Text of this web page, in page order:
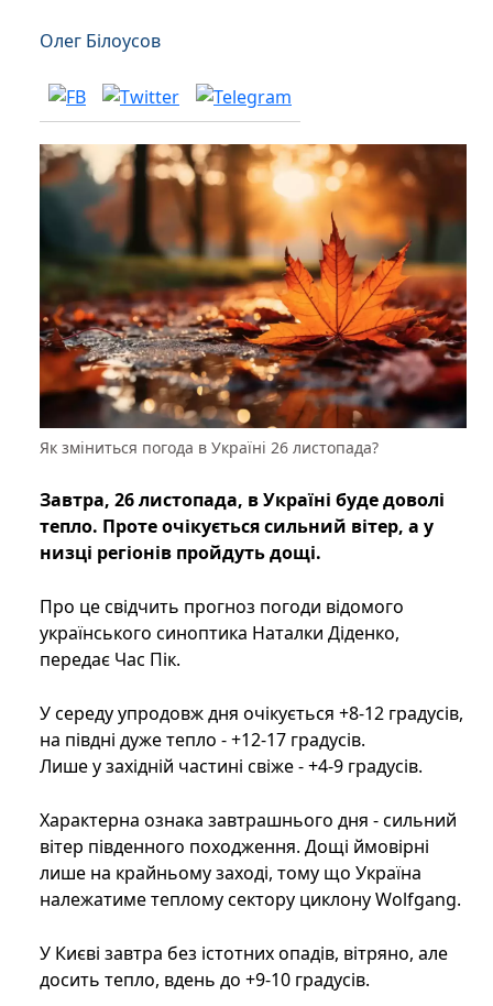
Олег Білоусов
Як зміниться погода в Україні 26 листопада?
Завтра, 26 листопада, в Україні буде доволі
тепло. Проте очікується сильний вітер, а у
низці регіонів пройдуть дощі.
Про це свідчить прогноз погоди відомого
українського синоптика Наталки Діденко,
передає Час Пік.
У середу упродовж дня очікується +8-12 градусів,
на півдні дуже тепло - +12-17 градусів.
Лише у західній частині свіже - +4-9 градусів.
Характерна ознака завтрашнього дня - сильний
вітер південного походження. Дощі ймовірні
лише на крайньому заході, тому що Україна
належатиме теплому сектору циклону Wolfgang.
У Києві завтра без істотних опадів, вітряно, але
досить тепло, вдень до +9-10 градусів.